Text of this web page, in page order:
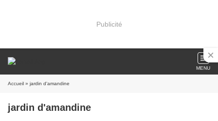
Publicité
MENU
Accueil » jardin d'amandine
jardin d'amandine